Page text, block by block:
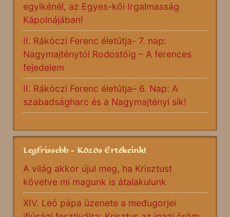
egyikénél, az Egyes-kői Irgalmasság
Kápolnájában!
II. Rákóczi Ferenc életútja- 7. nap:
Nagymajténytól Rodostóig – A ferences
fejedelem
II. Rákóczi Ferenc életútja– 6. Nap: A
szabadságharc és a Nagymajtényi sík!
Legfrissebb - Közös Értékeink!
A világ akkor újul meg, ha Krisztust
követve mi magunk is átalakulunk
XIV. Leó pápa üzenete a međugorjei